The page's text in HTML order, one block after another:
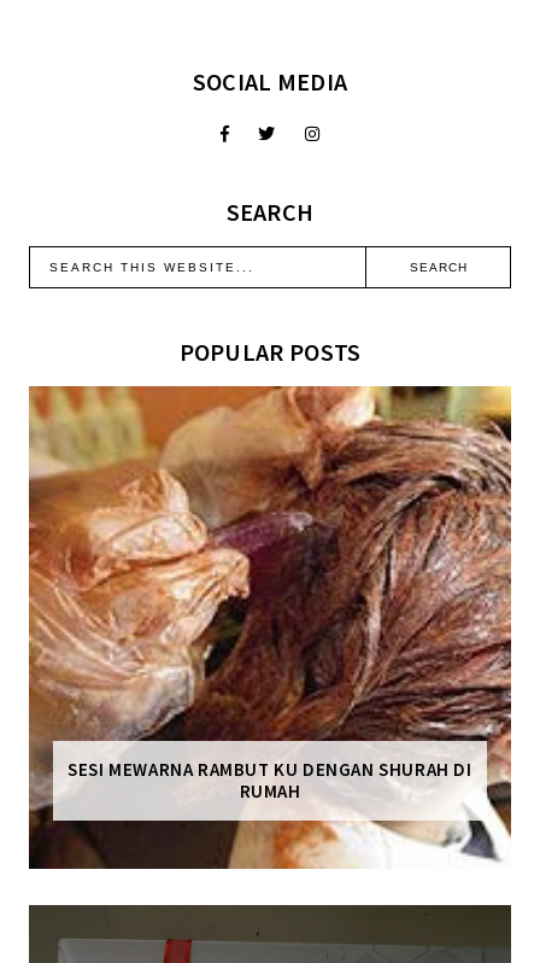
SOCIAL MEDIA
SEARCH
POPULAR POSTS
SESI MEWARNA RAMBUT KU DENGAN SHURAH DI
RUMAH